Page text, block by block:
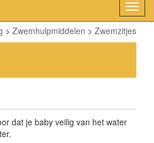
> Zwemhulpmiddelen > Zwemzitjes
dat je baby veilig van het water